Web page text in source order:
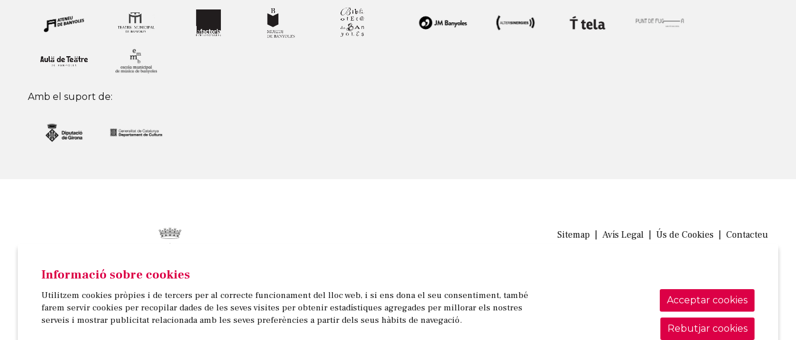
Amb el suport de:
Passeig de la Indústria, 25, 3a planta | 17820 Banyoles
972 58 18 48 | 972 57 00 50
Sitemap Avís Legal Ús de Cookies Contacteu
Informació sobre cookies
Utilitzem cookies pròpies i de tercers per al correcte funcionament del lloc web, i si ens dona el seu consentiment, també
farem servir cookies per recopilar dades de les seves visites per obtenir estadístiques agregades per millorar els nostres
serveis i mostrar publicitat relacionada amb les seves preferències a partir dels seus hàbits de navegació.
Acceptar cookies
Rebutjar cookies